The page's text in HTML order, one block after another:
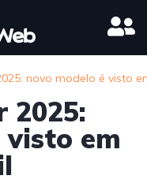
novo modelo é visto
2025:
em